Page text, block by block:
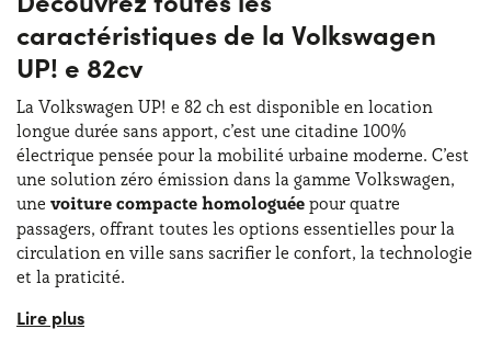
caractéristiques de la Volkswagen
UP! e 82cv
La Volkswagen UP! e 82 ch est disponible en location
longue durée sans apport, c’est une citadine 100%
électrique pensée pour la mobilité urbaine moderne. C’est
une solution zéro émission dans la gamme Volkswagen,
une voiture compacte homologuée pour quatre
passagers, offrant toutes les options essentielles pour la
circulation en ville sans sacrifier le confort, la technologie
et la praticité.
Ledesign de la Volkswagen UP! e 82 ch